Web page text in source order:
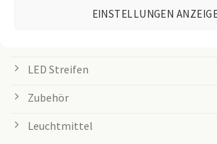
EINSTELLUNGEN
Grow Lampen
LED Streifen
Zubehör
Leuchtmittel